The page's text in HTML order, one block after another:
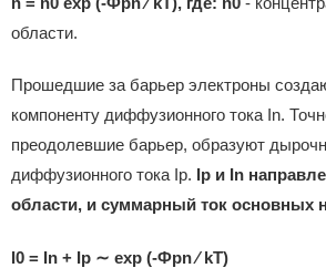
области.
Прошедшие за барьер электроны
компоненту диффузионного тока In.
преодолевшие барьер, образуют
диффузионного тока Ip. Ip и In
области, и суммарный ток основных
I0 = In + Ip ∼ exp (-Фpn ⁄ kT)